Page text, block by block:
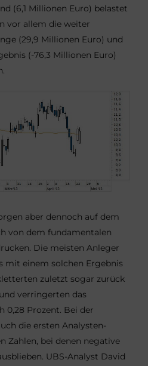
(6,1 Millionen Euro) belastet
vor allem die weiter
(29,9 Millionen Euro) und
(-76,3 Millionen Euro)
aber dennoch auf dem
von dem fundamentalen
Die meisten Anleger
mit einem solchen Ergebnis
zuletzt sogar zurück
verringerten das
0,28 Prozent. Bei der
die ersten Analysten-
Zahlen, bei denen negative
UBS-Analyst David